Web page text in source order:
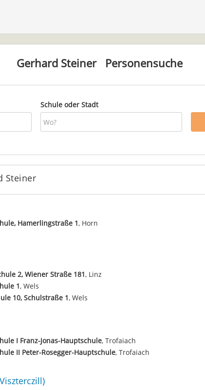
Gerhard SteinerPersonensuche
Schule oder Stadt
Steiner
Hamerlingstraße 1, Horn
2, Wiener Straße 181, Linz
1, Wels
10, Schulstraße 1, Wels
I Franz-Jonas-Hauptschule, Trofaiach
II Peter-Rosegger-Hauptschule, Trofaiach